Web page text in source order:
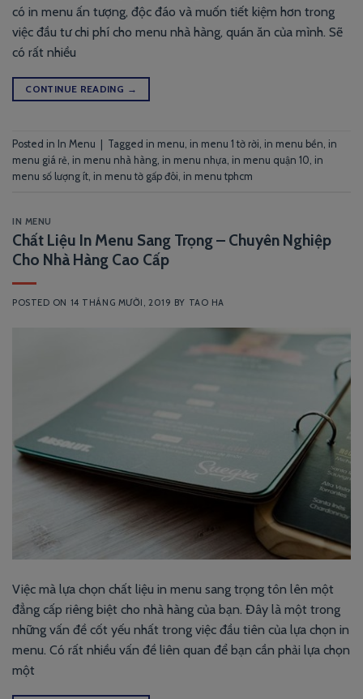
có in menu ấn tượng, độc đáo và muốn tiết kiệm hơn trong
việc đầu tư chi phí cho menu nhà hàng, quán ăn của mình. Sẽ
có rất nhiều
CONTINUE READING →
Posted in In Menu Tagged in menu, in menu 1 tờ rời, in menu bền, in
menu giá rẻ, in menu nhà hàng, in menu nhựa, in menu quận 10, in
menu số lượng ít, in menu tờ gấp đôi, in menu tphcm
IN MENU
Chất Liệu In Menu Sang Trọng – Chuyên Nghiệp
Cho Nhà Hàng Cao Cấp
POSTED ON 14 THÁNG MƯỜI, 2019 BY TAO HA
Việc mà lựa chọn chất liệu in menu sang trọng tôn lên một
đẳng cấp riêng biệt cho nhà hàng của bạn. Đây là một trong
những vấn đề cốt yếu nhất trong việc đầu tiên của lựa chọn in
menu. Có rất nhiều vấn đề liên quan để bạn cần phải lựa chọn
một